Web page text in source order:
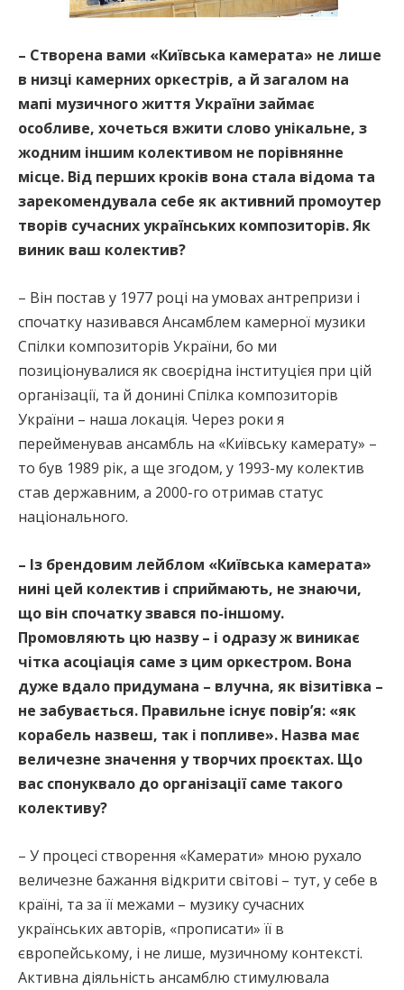
– Створена вами «Київська камерата» не лише
в низці камерних оркестрів, а й загалом на
мапі музичного життя України займає
особливе, хочеться вжити слово унікальне, з
жодним іншим колективом не порівнянне
місце. Від перших кроків вона стала відома та
зарекомендувала себе як активний промоутер
творів сучасних українських композиторів. Як
виник ваш колектив?
– Він постав у 1977 році на умовах антрепризи і
спочатку називався Ансамблем камерної музики
Спілки композиторів України, бо ми
позиціонувалися як своєрідна інституцієя при цій
організації, та й донині Спілка композиторів
України – наша локація. Через роки я
перейменував ансамбль на «Київську камерату» –
то був 1989 рік, а ще згодом, у 1993-му колектив
став державним, а 2000-го отримав статус
національного.
– Із брендовим лейблом «Київська камерата»
нині цей колектив і сприймають, не знаючи,
що він спочатку звався по-іншому.
Промовляють цю назву – і одразу ж виникає
чітка асоціація саме з цим оркестром. Вона
дуже вдало придумана – влучна, як візитівка –
не забувається. Правильне існує повір’я: «як
корабель назвеш, так і попливе». Назва має
величезне значення у творчих проєктах. Що
вас спонуквало до організації саме такого
колективу?
– У процесі створення «Камерати» мною рухало
величезне бажання відкрити світові – тут, у себе в
країні, та за її межами – музику сучасних
українських авторів, «прописати» її в
європейському, і не лише, музичному контексті.
Активна діяльність ансамблю стимулювала